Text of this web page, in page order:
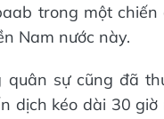
trong một
Nam nước này.
quân sự cũng đã
dịch kéo dài 30